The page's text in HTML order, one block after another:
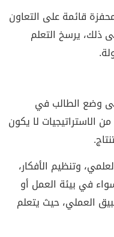
قائمة على التعاون
ذلك، يرسخ التعلم
وضع الطالب في
الاستراتيجيات لا يكون
وتنظيم الأفكار،
في بيئة العمل أو
العملي، حيث يتعلم